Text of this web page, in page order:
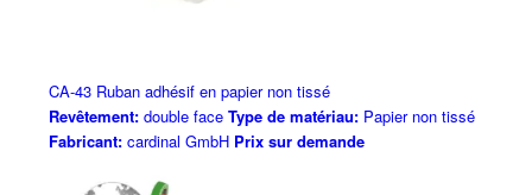
CA-43 Ruban adhésif en papier non tissé
Revêtement:double face Type de matériau:Papier non tissé
Fabricant:cardinal GmbH Prix sur demande